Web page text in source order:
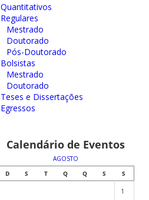
Quantitativos
Regulares
Mestrado
Doutorado
Pós-Doutorado
Bolsistas
Mestrado
Doutorado
Teses e Dissertações
Egressos
Calendário de Eventos
AGOSTO
D
S T Q Q S S
1